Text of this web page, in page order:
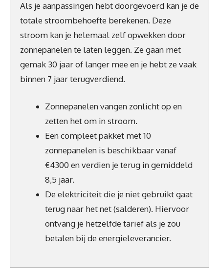
Als je aanpassingen hebt doorgevoerd kan je de
totale stroombehoefte berekenen. Deze
stroom kan je helemaal zelf opwekken door
zonnepanelen te laten leggen. Ze gaan met
gemak 30 jaar of langer mee en je hebt ze vaak
binnen 7 jaar terugverdiend.
Zonnepanelen vangen zonlicht op en
zetten het om in stroom.
Een compleet pakket met 10
zonnepanelen is beschikbaar vanaf
€4300 en verdien je terug in gemiddeld
8,5 jaar.
De elektriciteit die je niet gebruikt gaat
terug naar het net (salderen). Hiervoor
ontvang je hetzelfde tarief als je zou
betalen bij de energieleverancier.